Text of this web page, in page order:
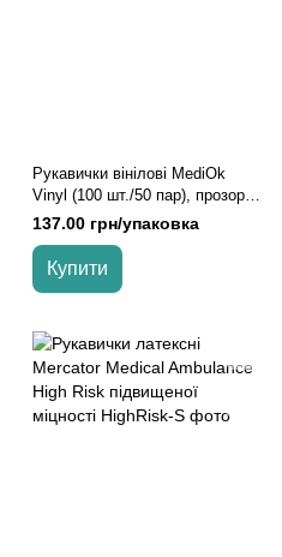
Рукавички вінілові MediOk
Vinyl (100 шт./50 пар), прозорі,
Прозорий, S
137.00 грн/упаковка
Купити